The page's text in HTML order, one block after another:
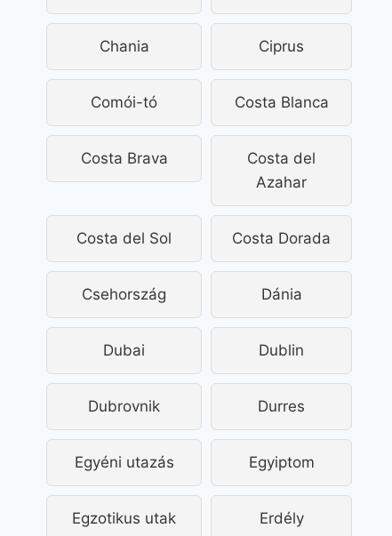
Chania Ciprus
Comói-tó Costa Blanca
Costa Brava
Costa del
Azahar
Costa del Sol Costa Dorada
Csehország Dánia
Dubai Dublin
Dubrovnik Durres
Egyéni utazás Egyiptom
Egzotikus utak Erdély